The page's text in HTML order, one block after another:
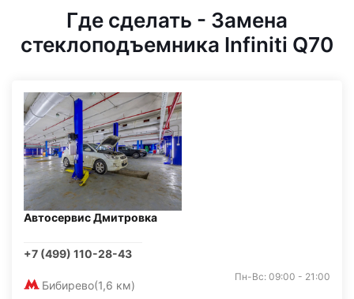
Где сделать - Замена
стеклоподъемника Infiniti Q70
Автосервис Дмитровка
+7 (499) 110-28-43
Бибирево(1,6 км)
Пн-Вс: 09:00 - 21:00